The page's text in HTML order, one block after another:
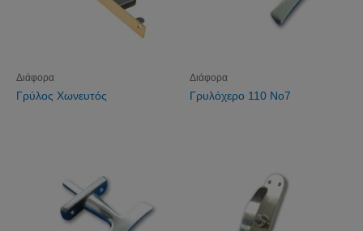
Διάφορα
Γρύλος Χωνευτός
Διάφορα
Γρυλόχερο 110 Νο7